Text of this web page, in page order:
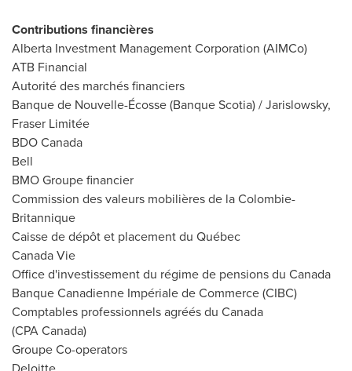
Contributions financières
Alberta Investment Management Corporation (AIMCo)
ATB Financial
Autorité des marchés financiers
Banque de Nouvelle-Écosse (Banque Scotia) / Jarislowsky,
Fraser Limitée
BDO Canada
Bell
BMO Groupe financier
Commission des valeurs mobilières de la Colombie-
Britannique
Caisse de dépôt et placement du Québec
Canada Vie
Office d'investissement du régime de pensions du Canada
Banque Canadienne Impériale de Commerce (CIBC)
Comptables professionnels agréés du Canada
(CPA Canada)
Groupe Co-operators